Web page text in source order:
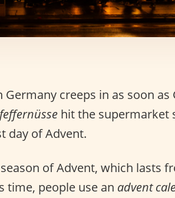
creeps in as soon as
hit the supermarket
day of Advent.
of Advent, which lasts
time, people use an advent